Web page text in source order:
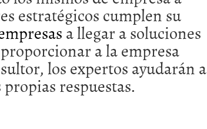
estratégicos cumplen su
a llegar a soluciones
a la empresa
los expertos ayudarán a
respuestas.